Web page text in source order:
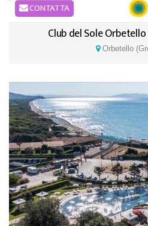
CONTATTA
Club del Sole
Orbetello